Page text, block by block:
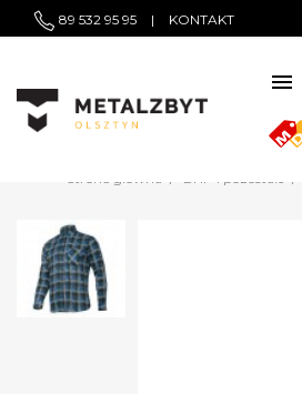
89 532 95 95 | KONTAKT
